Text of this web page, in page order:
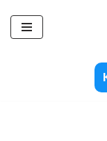
Перейти